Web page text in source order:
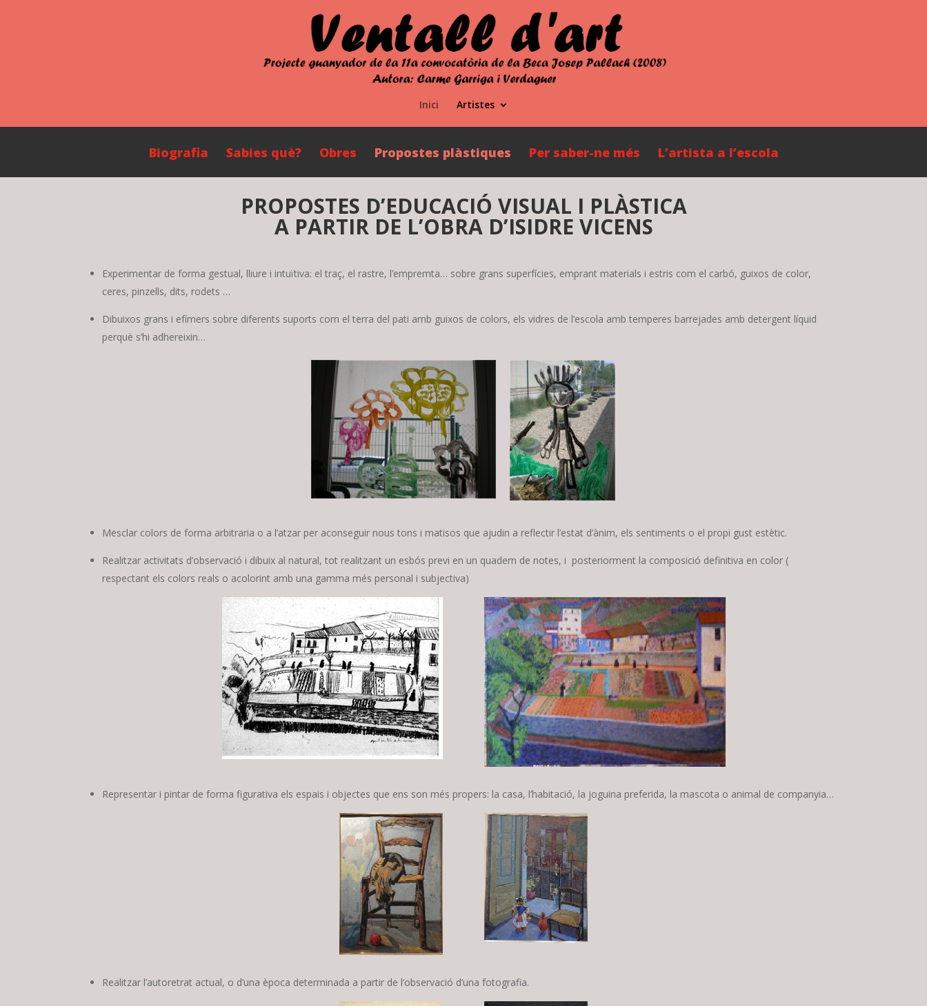
Inici Artistes
Biografia Sabies què? Obres Propostes plàstiques Per saber-ne més L’artista a l’escola
PROPOSTES D’EDUCACIÓ VISUAL I PLÀSTICA
A PARTIR DE L’OBRA D’ISIDRE VICENS
Experimentar de forma gestual, lliure i intuïtiva: el traç, el rastre, l’empremta… sobre grans superfícies, emprant materials i estris com el carbó, guixos de color,
ceres, pinzells, dits, rodets …
Dibuixos grans i efímers sobre diferents suports com el terra del pati amb guixos de colors, els vidres de l’escola amb temperes barrejades amb detergent líquid
perquè s’hi adhereixin…
Mesclar colors de forma arbitraria o a l’atzar per aconseguir nous tons i matisos que ajudin a reflectir l’estat d’ànim, els sentiments o el propi gust estètic.
Realitzar activitats d’observació i dibuix al natural, tot realitzant un esbós previ en un quadern de notes, i posteriorment la composició definitiva en color (
respectant els colors reals o acolorint amb una gamma més personal i subjectiva)
Representar i pintar de forma figurativa els espais i objectes que ens son més propers: la casa, l’habitació, la joguina preferida, la mascota o animal de companyia…
Realitzar l’autoretrat actual, o d’una època determinada a partir de l’observació d’una fotografia.